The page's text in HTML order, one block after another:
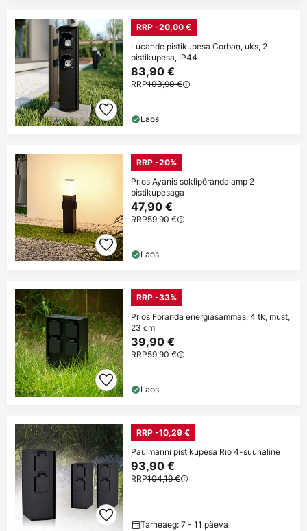
RRP -20,00 €
Lucande pistikupesa Corban, uks, 2
pistikupesa, IP44
83,90 €
RRP103,90 €
Laos
RRP -20%
Prios Ayanis soklipõrandalamp 2
pistikupesaga
47,90 €
RRP59,90 €
Laos
RRP -33%
Prios Foranda energiasammas, 4 tk, must,
23 cm
39,90 €
RRP59,90 €
Laos
RRP -10,29 €
Paulmanni pistikupesa Rio 4-suunaline
93,90 €
RRP104,19 €
Tarneaeg: 7 - 11 päeva